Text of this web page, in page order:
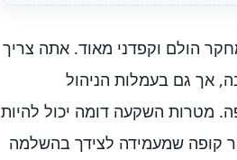
הולם וקפדני מאוד. אתה צריך
אך גם בעמלות הניהול
מטרות השקעה דומה יכול להיות
קופה שמעמידה לצידך בהשלמה